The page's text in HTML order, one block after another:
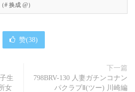
# 换成 @）
赞(38)
生
女
下一篇
798BRV-130 人妻ガチンコナン
パクラブⅡ(ツー) 川崎編